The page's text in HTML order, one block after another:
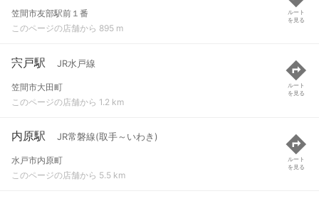
笠間市友部駅前１番
このページの店舗から 895 m
ルート
を見る
宍戸駅 JR水戸線
笠間市大田町
このページの店舗から 1.2 km
ルート
を見る
内原駅 JR常磐線(取手～いわき)
水戸市内原町
このページの店舗から 5.5 km
ルート
を見る